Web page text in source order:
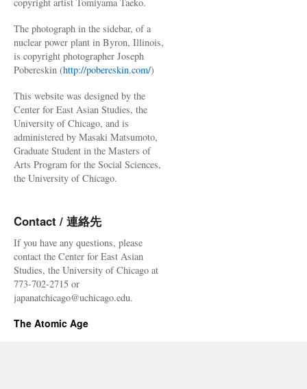
The photograph in the sidebar, of a
nuclear power plant in Byron, Illinois,
is copyright photographer Joseph
Pobereskin (http://pobereskin.com/)
This website was designed by the
Center for East Asian Studies, the
University of Chicago, and is
administered by Masaki Matsumoto,
Graduate Student in the Masters of
Arts Program for the Social Sciences,
the University of Chicago.
Contact / 連絡先
If you have any questions, please
contact the Center for East Asian
Studies, the University of Chicago at
773-702-2715 or
japanatchicago@uchicago.edu.
The Atomic Age